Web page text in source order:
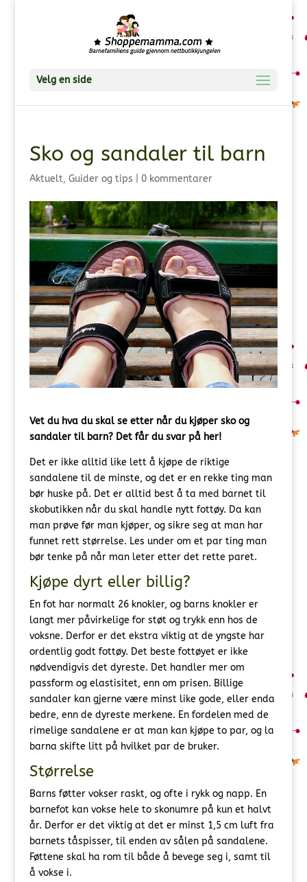
Velg en side
Sko og sandaler til barn
Aktuelt, Guider og tips 0 kommentarer
Vet du hva du skal se etter når du kjøper sko og
sandaler til barn? Det får du svar på her!
Det er ikke alltid like lett å kjøpe de riktige
sandalene til de minste, og det er en rekke ting man
bør huske på. Det er alltid best å ta med barnet til
skobutikken når du skal handle nytt fottøy. Da kan
man prøve før man kjøper, og sikre seg at man har
funnet rett størrelse. Les under om et par ting man
bør tenke på når man leter etter det rette paret.
Kjøpe dyrt eller billig?
En fot har normalt 26 knokler, og barns knokler er
langt mer påvirkelige for støt og trykk enn hos de
voksne. Derfor er det ekstra viktig at de yngste har
ordentlig godt fottøy. Det beste fottøyet er ikke
nødvendigvis det dyreste. Det handler mer om
passform og elastisitet, enn om prisen. Billige
sandaler kan gjerne være minst like gode, eller enda
bedre, enn de dyreste merkene. En fordelen med de
rimelige sandalene er at man kan kjøpe to par, og la
barna skifte litt på hvilket par de bruker.
Størrelse
Barns føtter vokser raskt, og ofte i rykk og napp. En
barnefot kan vokse hele to skonumre på kun et halvt
år. Derfor er det viktig at det er minst 1,5 cm luft fra
barnets tåspisser, til enden av sålen på sandalene.
Føttene skal ha rom til både å bevege seg i, samt til
å vokse i.